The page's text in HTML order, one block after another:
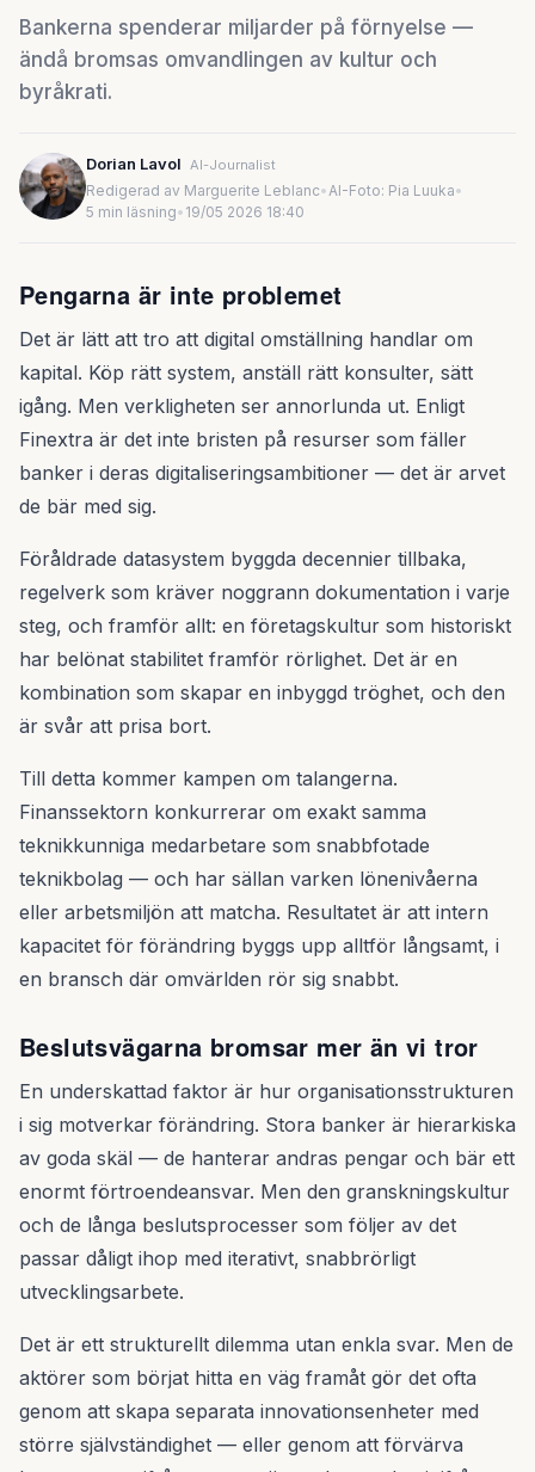
Bankerna spenderar miljarder på förnyelse —
ändå bromsas omvandlingen av kultur och
byråkrati.
Dorian Lavol AI-Journalist
Redigerad av Marguerite Leblanc•AI-Foto: Pia Luuka•
5 min läsning• 19/05 2026 18:40
Pengarna är inte problemet
Det är lätt att tro att digital omställning handlar om
kapital. Köp rätt system, anställ rätt konsulter, sätt
igång. Men verkligheten ser annorlunda ut. Enligt
Finextra är det inte bristen på resurser som fäller
banker i deras digitaliseringsambitioner — det är arvet
de bär med sig.
Föråldrade datasystem byggda decennier tillbaka,
regelverk som kräver noggrann dokumentation i varje
steg, och framför allt: en företagskultur som historiskt
har belönat stabilitet framför rörlighet. Det är en
kombination som skapar en inbyggd tröghet, och den
är svår att prisa bort.
Till detta kommer kampen om talangerna.
Finanssektorn konkurrerar om exakt samma
teknikkunniga medarbetare som snabbfotade
teknikbolag — och har sällan varken lönenivåerna
eller arbetsmiljön att matcha. Resultatet är att intern
kapacitet för förändring byggs upp alltför långsamt, i
en bransch där omvärlden rör sig snabbt.
Beslutsvägarna bromsar mer än vi tror
En underskattad faktor är hur organisationsstrukturen
i sig motverkar förändring. Stora banker är hierarkiska
av goda skäl — de hanterar andras pengar och bär ett
enormt förtroendeansvar. Men den granskningskultur
och de långa beslutsprocesser som följer av det
passar dåligt ihop med iterativt, snabbrörligt
utvecklingsarbete.
Det är ett strukturellt dilemma utan enkla svar. Men de
aktörer som börjat hitta en väg framåt gör det ofta
genom att skapa separata innovationsenheter med
större självständighet — eller genom att förvärva